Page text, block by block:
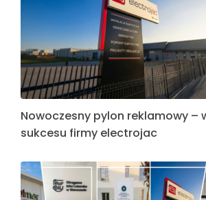
Nowoczesny pylon reklamowy –
sukcesu firmy electrojac